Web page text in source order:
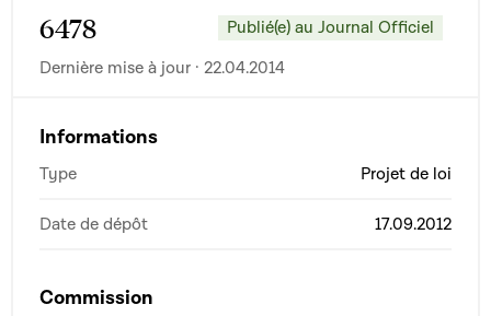
6478
Publié(e) au Journal Officiel
Dernière mise à jour · 22.04.2014
Informations
Type Projet de loi
Date de dépôt 17.09.2012
Commission